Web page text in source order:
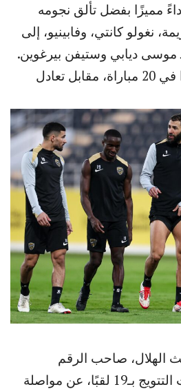
مميزًا بفضل تألق نجومه
نغولو كانتي، وفابينيو، إلى
ديابي وستيفن بيرغوين.
العميد حقق 17 انتصارًا في 20 مباراة، مقابل تعادل
الهلال، صاحب الرقم
القياسي في عدد مرات التتويج بـ19 لقبًا، عن مواصلة